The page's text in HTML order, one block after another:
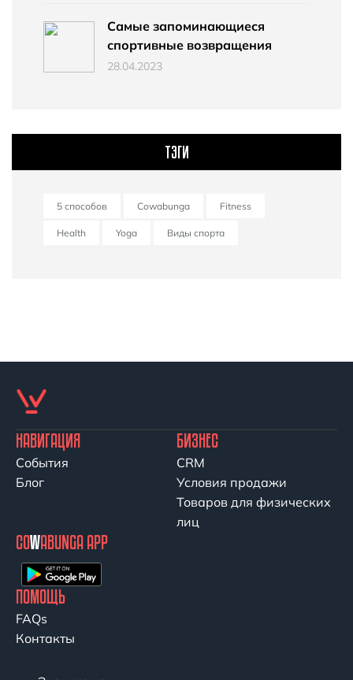
Самые запоминающиеся
спортивные возвращения
28.04.2023
ТЭГИ
5 способов Cowabunga Fitness
Health Yoga Виды спорта
НАВИГАЦИЯ
События
Блог
БИЗНЕС
CRM
Условия продажи
Товаров для физических
лиц
COWABUNGA APP
ПОМОЩЬ
FAQs
Контакты